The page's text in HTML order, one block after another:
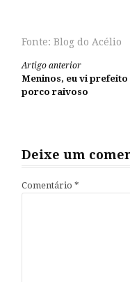
Fonte: Blog do Acélio
Continue
lendo
Artigo anterior
Meninos, eu vi prefeito
porco raivoso
Deixe um
Comentário *